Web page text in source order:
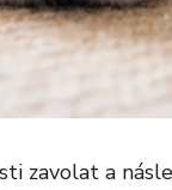
zavolat a